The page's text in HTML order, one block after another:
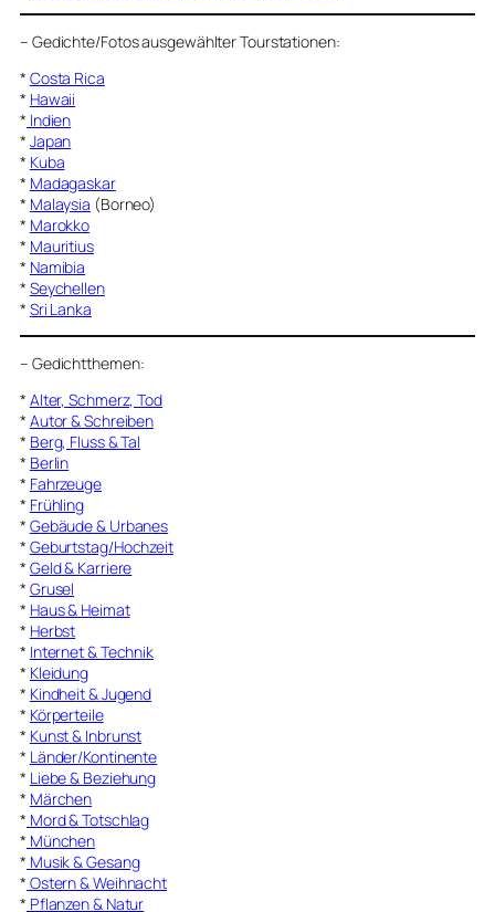
– Gedichte/Fotos ausgewählter Tourstationen:
* Costa Rica
* Hawaii
* Indien
* Japan
* Kuba
* Madagaskar
* Malaysia (Borneo)
* Marokko
* Mauritius
* Namibia
* Seychellen
* Sri Lanka
– Gedichtthemen:
* Alter, Schmerz, Tod
* Autor & Schreiben
* Berg, Fluss & Tal
* Berlin
* Fahrzeuge
* Frühling
* Gebäude & Urbanes
* Geburtstag/Hochzeit
* Geld & Karriere
* Grusel
* Haus & Heimat
* Herbst
* Internet & Technik
* Kleidung
* Kindheit & Jugend
* Körperteile
* Kunst & Inbrunst
* Länder/Kontinente
* Liebe & Beziehung
* Märchen
* Mord & Totschlag
* München
* Musik & Gesang
* Ostern & Weihnacht
* Pflanzen & Natur